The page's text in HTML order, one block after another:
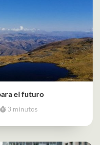
el futuro
3 minutos